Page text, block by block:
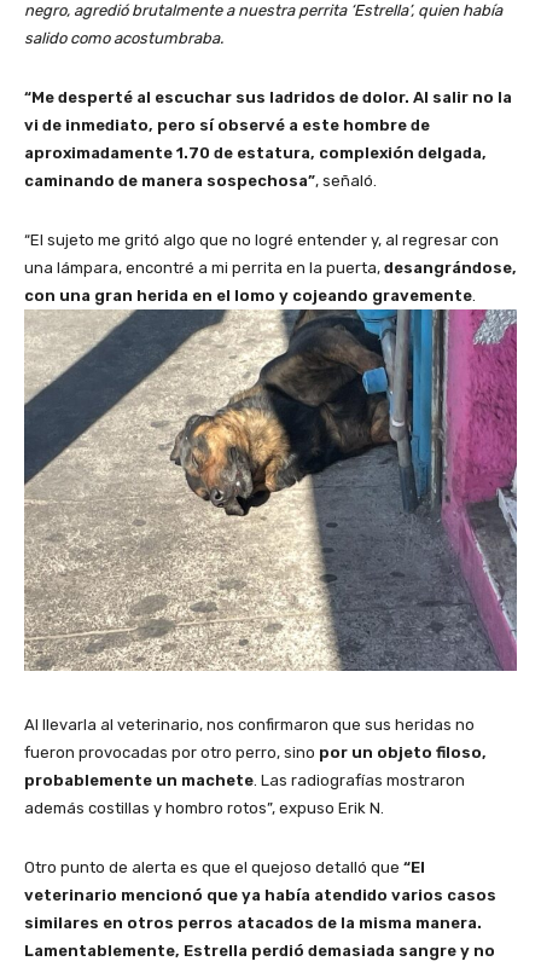
negro, agredió brutalmente a nuestra perrita ‘Estrella’, quien había
salido como acostumbraba.
“Me desperté al escuchar sus ladridos de dolor. Al salir no la
vi de inmediato, pero sí observé a este hombre de
aproximadamente 1.70 de estatura, complexión delgada,
caminando de manera sospechosa”, señaló.
“El sujeto me gritó algo que no logré entender y, al regresar con
una lámpara, encontré a mi perrita en la puerta, desangrándose,
con una gran herida en el lomo y cojeando gravemente.
Al llevarla al veterinario, nos confirmaron que sus heridas no
fueron provocadas por otro perro, sino por un objeto filoso,
probablemente un machete . Las radiografías mostraron
además costillas y hombro rotos”, expuso Erik N.
Otro punto de alerta es que el quejoso detalló que “El
veterinario mencionó que ya había atendido varios casos
similares en otros perros atacados de la misma manera.
Lamentablemente, Estrella perdió demasiada sangre y no